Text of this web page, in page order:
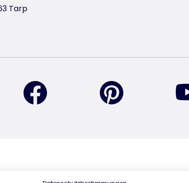
Tarp
ons op Instagramvind ons op Facebook vind ons op